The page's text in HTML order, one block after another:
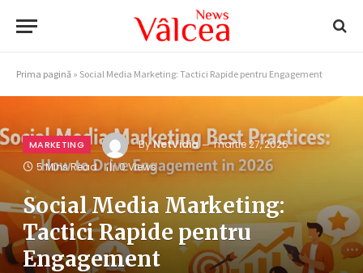
Prima pagină » Social Media Marketing: Tactici Rapide pentru Engagement
MARKETING ByNetVidia
martie 27, 2026
5 Mins Read
0Views
Social Media Marketing:
Tactici Rapide pentru
Engagement